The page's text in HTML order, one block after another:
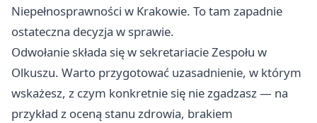
Niepełnosprawności w Krakowie. To tam zapadnie
ostateczna decyzja w sprawie.
Odwołanie składa się w sekretariacie Zespołu w
Olkuszu. Warto przygotować uzasadnienie, w którym
wskażesz, z czym konkretnie się nie zgadzasz — na
przykład z oceną stanu zdrowia, brakiem